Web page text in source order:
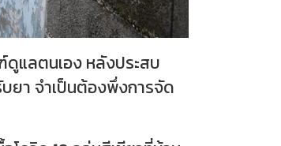
ดูแลตนเอง หลังประสบ
ยา จำเป็นต้องพึ่งการจัด